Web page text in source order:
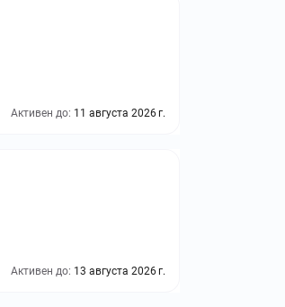
Активен до: 11 августа 2026 г.
Активен до: 13 августа 2026 г.